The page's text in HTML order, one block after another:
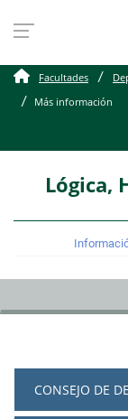
Más
Facultades
Más información
Lógica,
CONSEJO DE